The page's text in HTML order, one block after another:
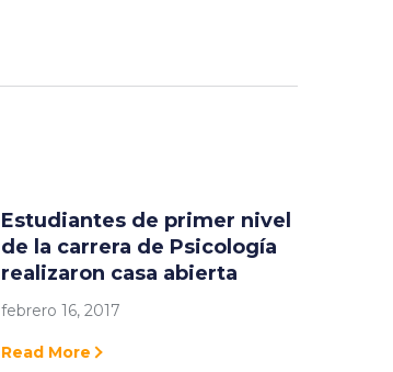
Estudiantes de primer nivel
de la carrera de Psicología
realizaron casa abierta
febrero 16, 2017
Read More